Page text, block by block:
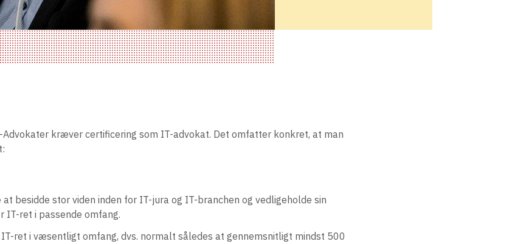
kræver certificering som IT-advokat. Det omfatter konkret, at man
besidde stor viden inden for IT-jura og IT-branchen og vedligeholde sin
IT-ret i passende omfang.
ret i væsentligt omfang, dvs. normalt således at gennemsnitligt mindst 500